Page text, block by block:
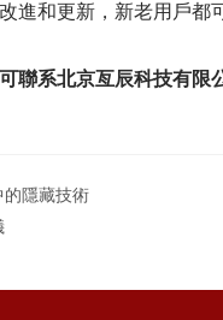
進和更新，新老用戶都
聯系北京亙辰科技有限
隱藏技術